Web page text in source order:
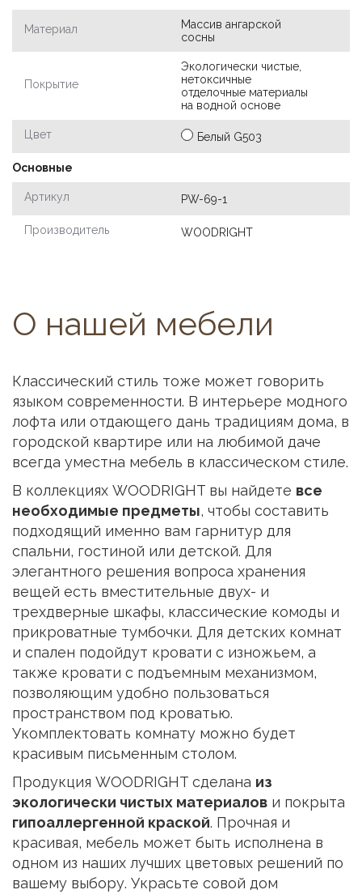
Материал
Массив ангарской
сосны
Покрытие
Экологически чистые,
нетоксичные
отделочные материалы
на водной основе
Цвет Белый G503
Основные
Артикул PW-69-1
Производитель WOODRIGHT
О нашей мебели
Классический стиль тоже может говорить
языком современности. В интерьере модного
лофта или отдающего дань традициям дома, в
городской квартире или на любимой даче
всегда уместна мебель в классическом стиле.
В коллекциях WOODRIGHT вы найдете все
необходимые предметы, чтобы составить
подходящий именно вам гарнитур для
спальни, гостиной или детской. Для
элегантного решения вопроса хранения
вещей есть вместительные двух- и
трехдверные шкафы, классические комоды и
прикроватные тумбочки. Для детских комнат
и спален подойдут кровати с изножьем, а
также кровати с подъемным механизмом,
позволяющим удобно пользоваться
пространством под кроватью.
Укомплектовать комнату можно будет
красивым письменным столом.
Продукция WOODRIGHT сделана из
экологически чистых материалов и покрыта
гипоаллергенной краской. Прочная и
красивая, мебель может быть исполнена в
одном из наших лучших цветовых решений по
вашему выбору. Украсьте совой дом